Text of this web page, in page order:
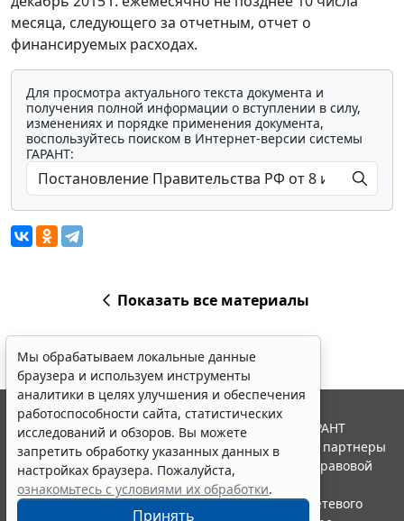
месяца, следующего за отчетным, отчет о
финансируемых расходах.
Для просмотра актуального текста документа и
получения полной информации о вступлении в силу,
изменениях и порядке применения документа,
воспользуйтесь поиском в Интернет-версии системы
ГАРАНТ:
Показать все материалы
Мы обрабатываем локальные данные
браузера и используем инструменты
аналитики в целях улучшения и обеспечения
работоспособности сайта, статистических
исследований и обзоров. Вы можете
запретить обработку указанных данных в
настройках браузера. Пожалуйста,
ознакомьтесь с условиями их обработки.
Принять
© ООО "НПП "ГАРАНТ-СЕРВИС", 2026. Система ГАРАНТ
выпускается с 1990 года. Компания "Гарант" и ее партнеры
являются участниками Российской ассоциации правовой
информации ГАРАНТ.
Портал ГАРАНТ.РУ зарегистрирован в качестве сетевого